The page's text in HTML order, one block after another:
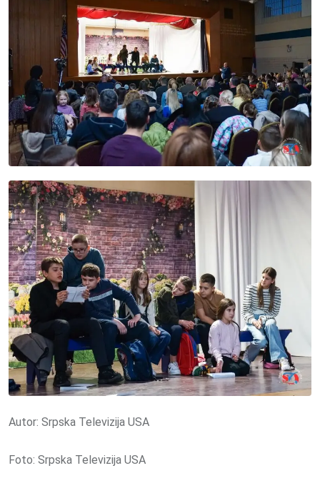
Autor: Srpska Televizija USA
Foto: Srpska Televizija USA